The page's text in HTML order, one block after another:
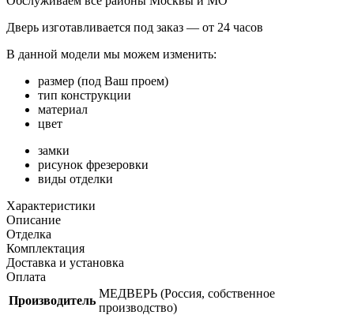
Дверь изготавливается под заказ — от 24 часов
В данной модели мы можем изменить:
размер (под Ваш проем)
тип конструкции
материал
цвет
замки
рисунок фрезеровки
виды отделки
Характеристики
Описание
Отделка
Комплектация
Доставка и установка
Оплата
Производитель
МЕДВЕРЬ (Россия, собственное
производство)